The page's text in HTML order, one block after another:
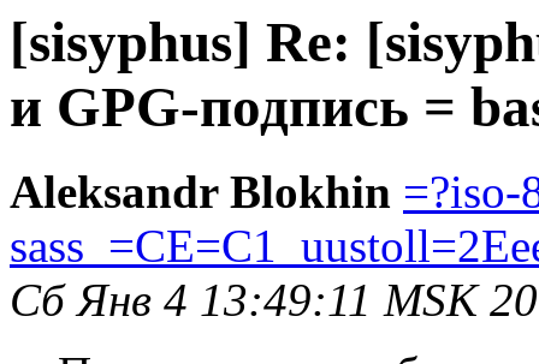
[sisyphus] Re:
и GPG-подпись =
Aleksandr Blokhin =?iso-
Сб Янв 4 13:49:11 MSK